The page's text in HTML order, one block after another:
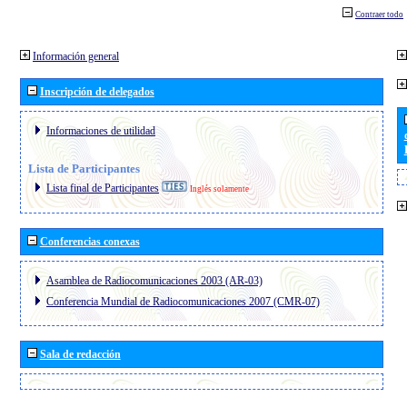
Contraer todo
Información general
Inscripción de delegados
Informaciones de utilidad
Lista de Participantes
Lista final de Participantes Inglés solamente
Conferencias conexas
Asamblea de Radiocomunicaciones 2003 (AR-03)
Conferencia Mundial de Radiocomunicaciones 2007 (CMR-07)
Sala de redacción